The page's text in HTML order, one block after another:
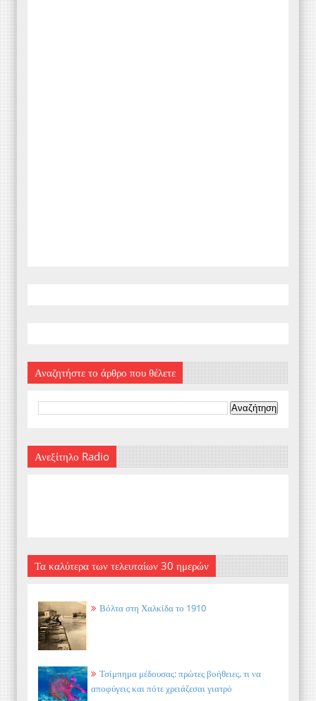
Αναζητήστε το άρθρο που θέλετε
Ανεξίτηλο Radio
Τα καλύτερα των τελευταίων 30 ημερών
Βόλτα στη Χαλκίδα το 1910
Τσίμπημα μέδουσας: πρώτες βοήθειες, τι να
αποφύγεις και πότε χρειάζεσαι γιατρό